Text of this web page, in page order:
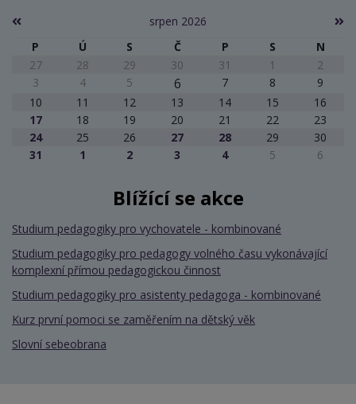
srpen 2026
P
Ú S Č P S
N
27
28 29 30 31 1
2
3
4 5 6 7 8
9
10
11 12 13 14 15
16
17
18 19 20 21 22
23
24
25 26 27 28 29
30
31
1 2 3 4 5 6
Blížící se akce
Studium pedagogiky pro vychovatele - kombinované
Studium pedagogiky pro pedagogy volného času vykonávající
komplexní přímou pedagogickou činnost
Studium pedagogiky pro asistenty pedagoga - kombinované
Kurz první pomoci se zaměřením na dětský věk
Slovní sebeobrana